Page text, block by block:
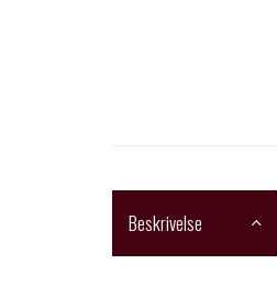
Beskrivelse